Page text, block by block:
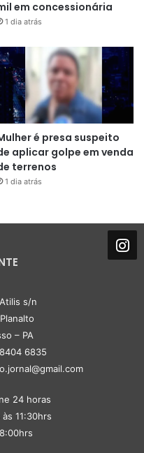
em concessionária
1 dia atrás
é presa suspeito
aplicar golpe em venda
terrenos
1 dia atrás
s/n
– PA
6835
24 horas
11:30hrs